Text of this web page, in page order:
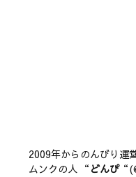
2009年からのんびり運
ムンクの人 “ どんぴ